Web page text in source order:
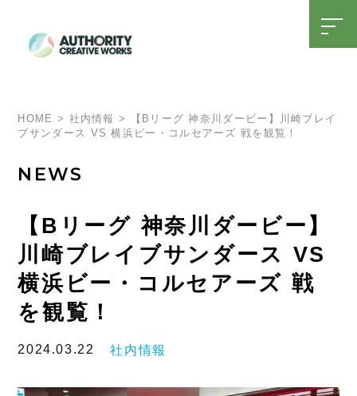
t
g
HOME > 社内情報 >
【Bリーグ 神奈川ダービー】川崎ブレイ
ブサンダース VS 横浜ビー・コルセアーズ 戦を観覧！
NEWS
【Bリーグ 神奈川ダービー】
川崎ブレイブサンダース VS
横浜ビー・コルセアーズ 戦
を観覧！
2024.03.22 社内情報